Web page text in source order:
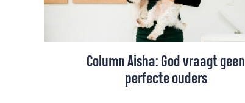
Column Aisha: God vraagt geen
perfecte ouders